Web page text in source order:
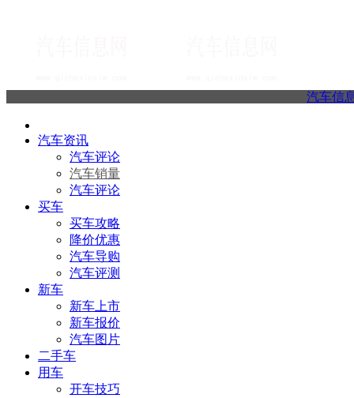
汽车信
汽车资讯
汽车评论
汽车销量
汽车评论
买车
买车攻略
降价优惠
汽车导购
汽车评测
新车
新车上市
新车报价
汽车图片
二手车
用车
开车技巧